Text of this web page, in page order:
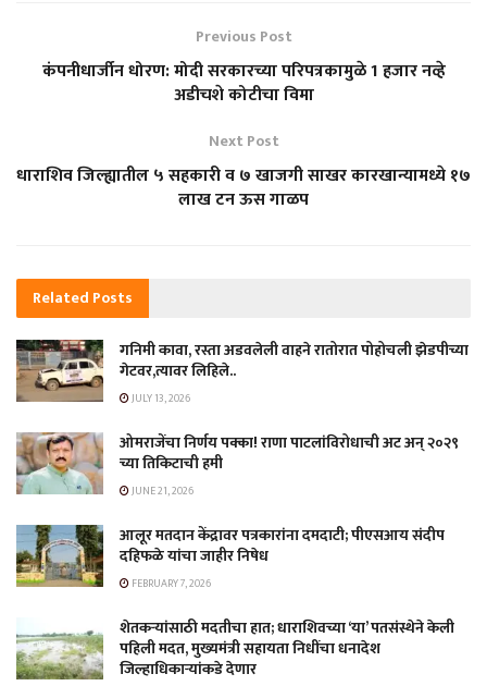
Previous Post
कंपनीधार्जीन धोरण: मोदी सरकारच्या परिपत्रकामुळे 1 हजार नव्हे
अडीचशे कोटीचा विमा
Next Post
धाराशिव जिल्ह्यातील ५ सहकारी व ७ खाजगी साखर कारखान्यामध्ये १७
लाख टन ऊस गाळप
Related Posts
गनिमी कावा, रस्ता अडवलेली वाहने रातोरात पोहोचली झेडपीच्या
गेटवर,त्यावर लिहिले..
JULY 13, 2026
ओमराजेंचा निर्णय पक्का! राणा पाटलांविरोधाची अट अन् २०२९
च्या तिकिटाची हमी
JUNE 21, 2026
आलूर मतदान केंद्रावर पत्रकारांना दमदाटी; पीएसआय संदीप
दहिफळे यांचा जाहीर निषेध
FEBRUARY 7, 2026
शेतकऱ्यांसाठी मदतीचा हात; धाराशिवच्या ‘या’ पतसंस्थेने केली
पहिली मदत, मुख्यमंत्री सहायता निधींचा धनादेश
जिल्हाधिकाऱ्यांकडे देणार